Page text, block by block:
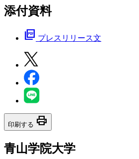
添付資料
picture_as_pdf プレスリリース文
印刷する print
青山学院大学